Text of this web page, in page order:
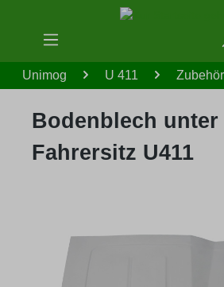
Zum Hauptinhalt springen
Unimog U 411 Zubehör
Bodenblech unter
Fahrersitz U411